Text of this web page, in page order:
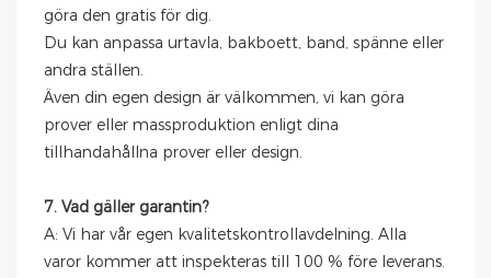
göra den gratis för dig.
Du kan anpassa urtavla, bakboett, band, spänne eller
andra ställen.
Även din egen design är välkommen, vi kan göra
prover eller massproduktion enligt dina
tillhandahållna prover eller design.
7. Vad gäller garantin?
A: Vi har vår egen kvalitetskontrollavdelning. Alla
varor kommer att inspekteras till 100 % före leverans.